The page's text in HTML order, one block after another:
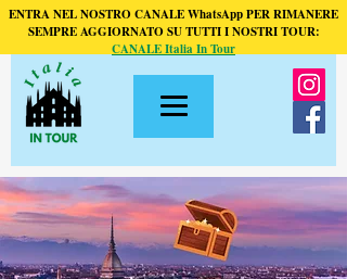
ENTRA NEL NOSTRO CANALE WhatsApp PER RIMANERE
SEMPRE AGGIORNATO SU TUTTI I NOSTRI TOUR:
CANALE Italia In Tour